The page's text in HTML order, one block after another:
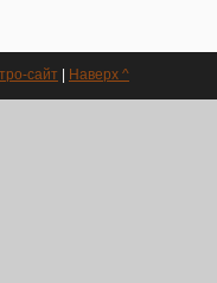
сайт | Наверх ^